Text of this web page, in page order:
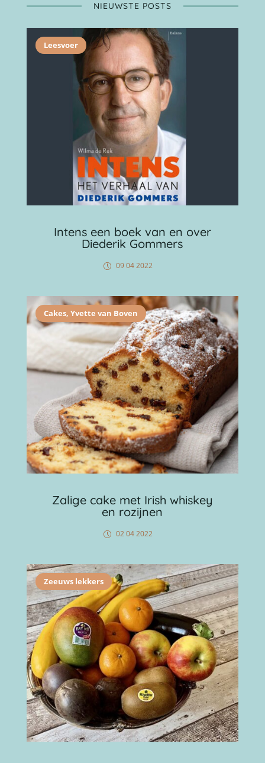
NIEUWSTE POSTS
Leesvoer
Intens een boek van en over
Diederik Gommers
09 04 2022
Cakes, Yvette van Boven
Zalige cake met Irish whiskey
en rozijnen
02 04 2022
Zeeuws lekkers